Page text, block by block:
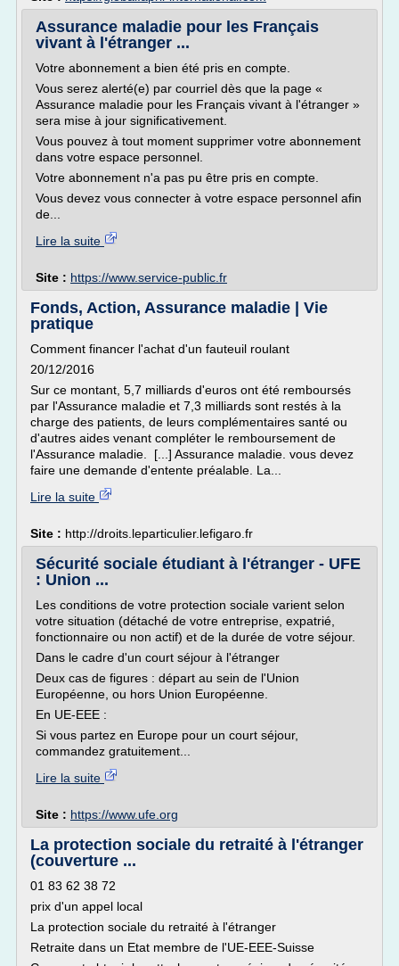
Assurance maladie pour les Français
vivant à l'étranger ...
Votre abonnement a bien été pris en compte.
Vous serez alerté(e) par courriel dès que la page «
Assurance maladie pour les Français vivant à l'étranger »
sera mise à jour significativement.
Vous pouvez à tout moment supprimer votre abonnement
dans votre espace personnel.
Votre abonnement n'a pas pu être pris en compte.
Vous devez vous connecter à votre espace personnel afin
de...
Lire la suite
Site : https://www.service-public.fr
Fonds, Action, Assurance maladie | Vie
pratique
Comment financer l'achat d'un fauteuil roulant
20/12/2016
Sur ce montant, 5,7 milliards d'euros ont été remboursés
par l'Assurance maladie et 7,3 milliards sont restés à la
charge des patients, de leurs complémentaires santé ou
d'autres aides venant compléter le remboursement de
l'Assurance maladie. [...] Assurance maladie. vous devez
faire une demande d'entente préalable. La...
Lire la suite
Site : http://droits.leparticulier.lefigaro.fr
Sécurité sociale étudiant à l'étranger - UFE
: Union ...
Les conditions de votre protection sociale varient selon
votre situation (détaché de votre entreprise, expatrié,
fonctionnaire ou non actif) et de la durée de votre séjour.
Dans le cadre d'un court séjour à l'étranger
Deux cas de figures : départ au sein de l'Union
Européenne, ou hors Union Européenne.
En UE-EEE :
Si vous partez en Europe pour un court séjour,
commandez gratuitement...
Lire la suite
Site : https://www.ufe.org
La protection sociale du retraité à l'étranger
(couverture ...
01 83 62 38 72
prix d'un appel local
La protection sociale du retraité à l'étranger
Retraite dans un Etat membre de l'UE-EEE-Suisse